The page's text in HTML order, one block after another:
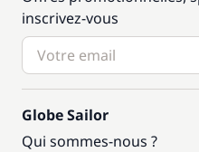
inscrivez-vous
Globe Sailor
Qui sommes-nous ?